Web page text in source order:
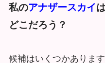
私のアナザースカイは
どこだろう？
候補はいくつかありま